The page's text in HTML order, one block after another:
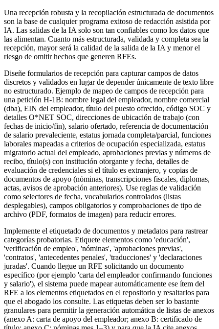
Una recepción robusta y la recopilación estructurada de documentos
son la base de cualquier programa exitoso de redacción asistida por
IA. Las salidas de la IA solo son tan confiables como los datos que
las alimentan. Cuanto más estructurada, validada y completa sea la
recepción, mayor será la calidad de la salida de la IA y menor el
riesgo de omitir hechos que generen RFEs.
Diseñe formularios de recepción para capturar campos de datos
discretos y validados en lugar de depender únicamente de texto libre
no estructurado. Ejemplo de mapeo de campos de recepción para
una petición H-1B: nombre legal del empleador, nombre comercial
(dba), EIN del empleador, título del puesto ofrecido, código SOC y
detalles O*NET SOC, direcciones de ubicación de trabajo (con
fechas de inicio/fin), salario ofertado, referencia de documentación
de salario prevaleciente, estatus jornada completa/parcial, funciones
laborales mapeadas a criterios de ocupación especializada, estatus
migratorio actual del empleado, aprobaciones previas y números de
recibo, título(s) con institución otorgante y fecha, detalles de
evaluación de credenciales si el título es extranjero, y copias de
documentos de apoyo (nóminas, transcripciones fiscales, diplomas,
actas, avisos de aprobación anteriores). Use reglas de validación
como selectores de fecha, vocabularios controlados (listas
desplegables), campos obligatorios y comprobaciones de tipo de
archivo (PDF, formatos de imagen) para reducir errores.
Implemente el etiquetado de documentos y metadatos para rastrear
categorías probatorias. Etiquete elementos como 'educación',
'verificación de empleo', 'nóminas', 'aprobaciones previas',
'contratos', 'antecedentes penales', 'traducciones' y 'declaraciones
juradas'. Cuando llegue un RFE solicitando un documento
específico (por ejemplo 'carta del empleador confirmando funciones
y salario'), el sistema puede mapear automáticamente ese ítem del
RFE a los elementos etiquetados en el repositorio y resaltarlos para
que el abogado los consulte. Las etiquetas deben ser lo bastante
granulares para permitir la generación automática de listas de anexos
(anexo A: carta de apoyo del empleador; anexo B: certificado de